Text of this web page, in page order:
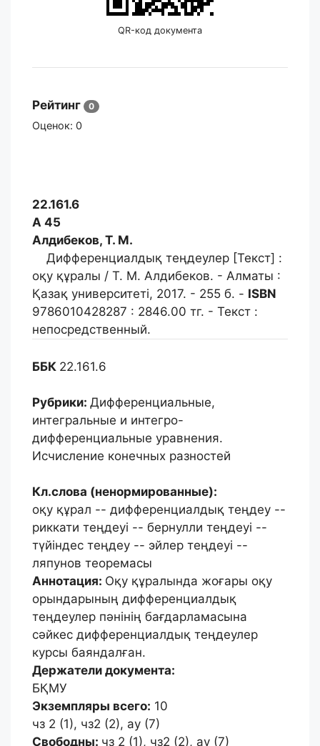
QR-код документа
Рейтинг 0
Оценок: 0
22.161.6
А 45
Алдибеков, Т. М.
Дифференциалдық теңдеулер [Текст] :
оқу құралы / Т. М. Алдибеков. - Алматы :
Қазақ университеті, 2017. - 255 б. - ISBN
9786010428287 : 2846.00 тг. - Текст :
непосредственный.
ББК 22.161.6
Рубрики: Дифференциальные,
интегральные и интегро-
дифференциальные уравнения.
Исчисление конечных разностей
Кл.слова (ненормированные):
оқу құрал -- дифференциалдық теңдеу --
риккати теңдеуі -- бернулли теңдеуі --
түйіндес теңдеу -- эйлер теңдеуі --
ляпунов теоремасы
Аннотация: Оқу құралында жоғары оқу
орындарының дифференциалдық
теңдеулер пәнінің бағдарламасына
сәйкес дифференциалдық теңдеулер
курсы баяндалған.
Держатели документа:
БҚМУ
Экземпляры всего: 10
чз 2 (1), чз2 (2), ау (7)
Свободны: чз 2 (1), чз2 (2), ау (7)